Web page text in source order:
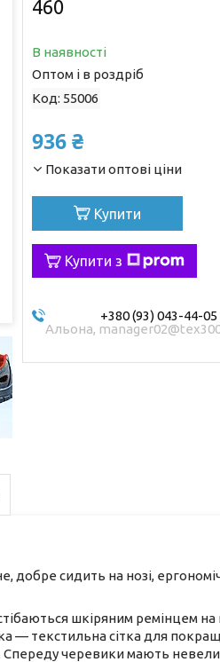
460
В наявності
Оптом і в роздріб
Код: 55006
936 ₴
Показати оптові ціни
Купити
Купити з
+380 (93) 043-44-05
Альона,
добре сидить на нозі,
шкіряним ремінцем
— текстильна сітка для
Спереду черевики мають